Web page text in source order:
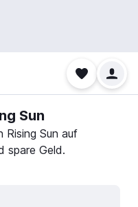
Sun
Rising Sun auf
spare Geld.